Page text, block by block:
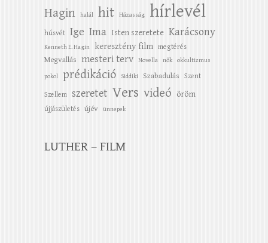
Hagin halál hit Házasság hírlevél
húsvét Ige Ima Isten szeretete Karácsony
Kenneth E. Hagin keresztény film megtérés
Megvallás mesteri terv Novella nők okkultizmus
pokol prédikáció Siddiki Szabadulás Szent
Szellem szeretet Vers videó öröm
újjászületés újév ünnepek
LUTHER – FILM